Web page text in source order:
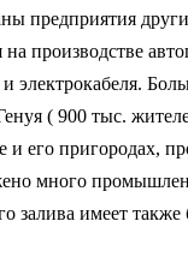
предприятия
производстве
электрокабеля.
( 900 тыс.
и его пригородах,
много
залива имеет